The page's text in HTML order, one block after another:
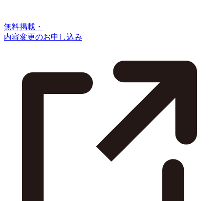
無料掲載・
内容変更のお申し込み